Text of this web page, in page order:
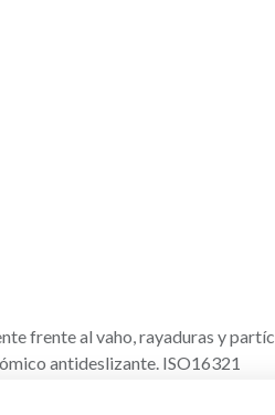
frente al vaho, rayaduras y
antideslizante. ISO16321